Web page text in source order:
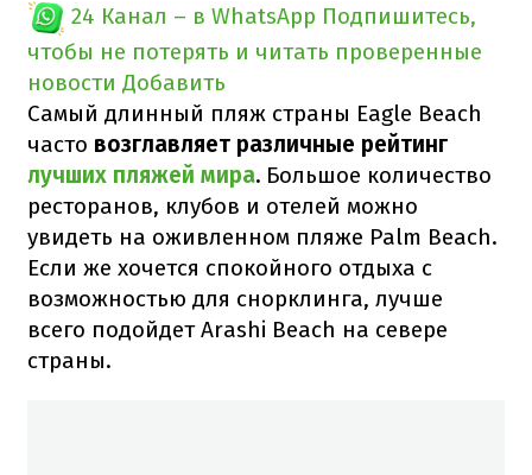
24 Канал – в WhatsApp Подпишитесь,
чтобы не потерять и читать проверенные
новости Добавить
Самый длинный пляж страны Eagle Beach
часто возглавляет различные рейтинг
лучших пляжей мира. Большое количество
ресторанов, клубов и отелей можно
увидеть на оживленном пляже Palm Beach.
Если же хочется спокойного отдыха с
возможностью для снорклинга, лучше
всего подойдет Arashi Beach на севере
страны.